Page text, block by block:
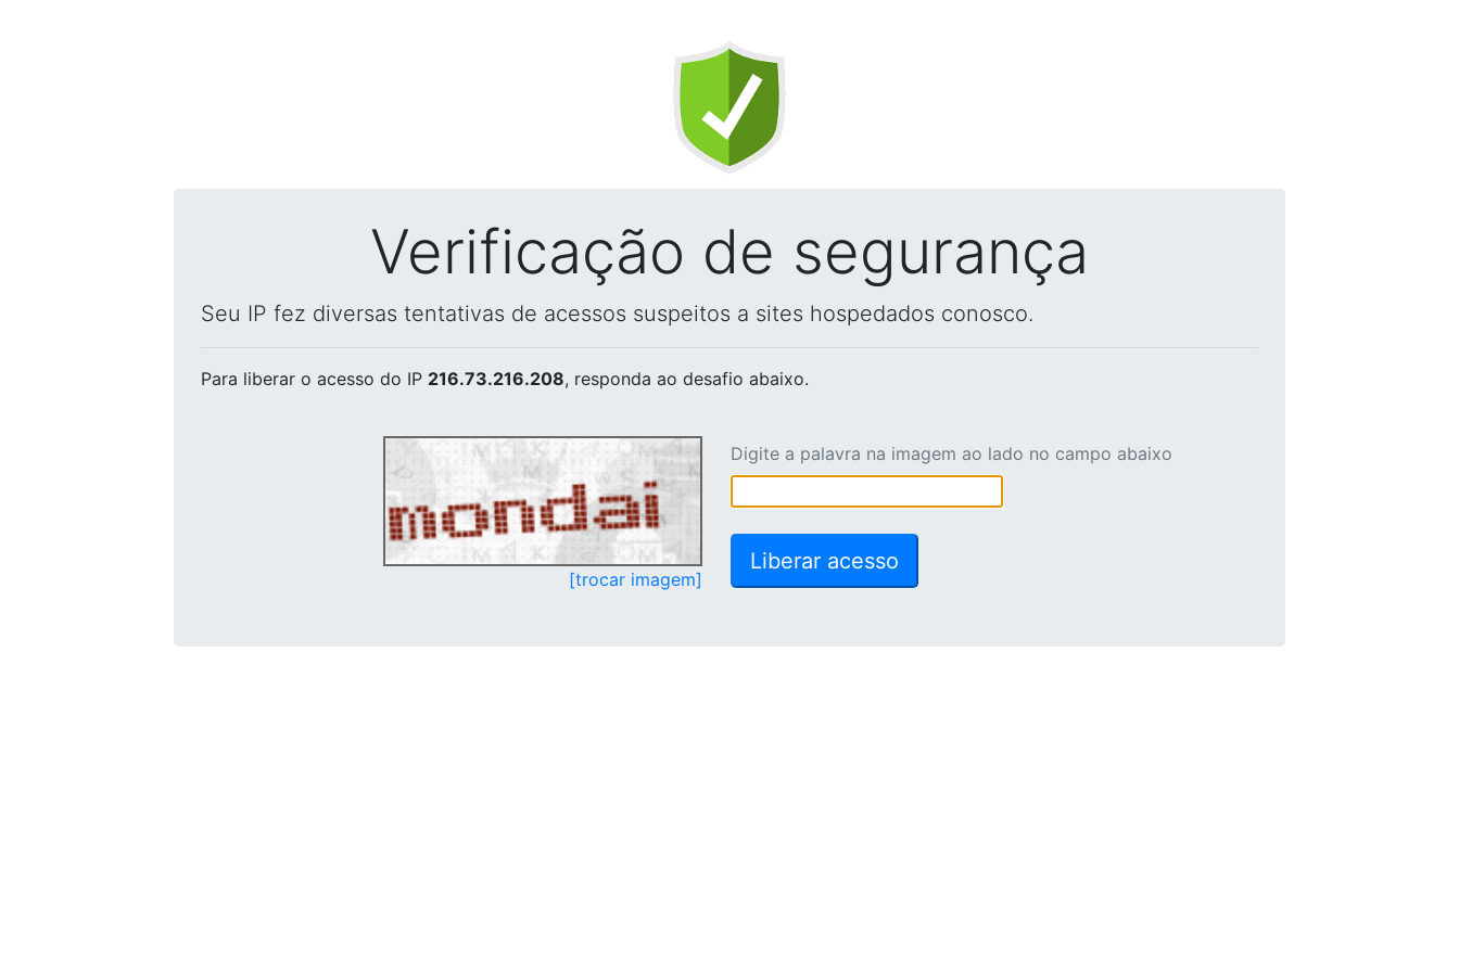
Verificação de segurança
Seu IP fez diversas tentativas de acessos suspeitos a sites hospedados conosco.
Para liberar o acesso do IP 216.73.216.208, responda ao desafio abaixo.
[trocar imagem]
Digite a palavra na imagem ao lado no campo abaixo